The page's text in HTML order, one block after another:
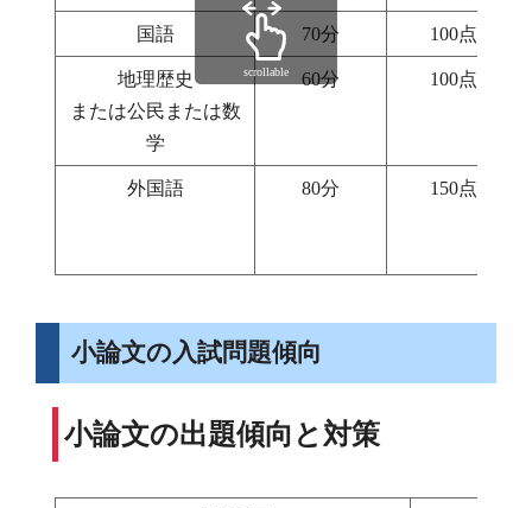
国語 70分 100点
地理歴史
または公民または数
学
60分 100点
外国語 80分 150点
scrollable
小論文の入試問題傾向
小論文の出題傾向と対策